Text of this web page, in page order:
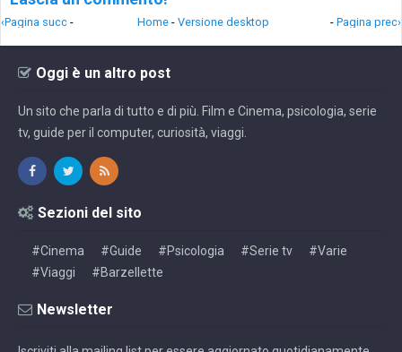
‹Pagina succ - - Pagina prec›
Home - Versione desktop
Oggi è un altro post
Un sito che parla di tutto e di più. Film e Cinema, psicologia, serie
tv, guide per il computer, curiosità, viaggi.
Sezioni del sito
#Cinema #Guide #Psicologia #Serie tv
#Varie
#Viaggi
#Barzellette
Newsletter